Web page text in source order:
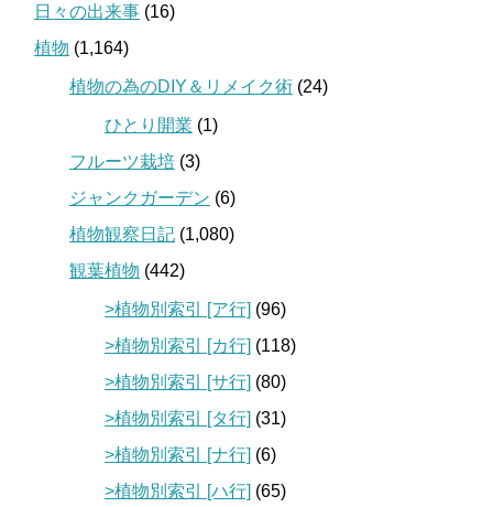
日々の出来事 (16)
植物 (1,164)
植物の為のDIY＆リメイク術 (24)
ひとり開業 (1)
フルーツ栽培 (3)
ジャンクガーデン (6)
植物観察日記 (1,080)
観葉植物 (442)
>植物別索引 [ア行] (96)
>植物別索引 [カ行] (118)
>植物別索引 [サ行] (80)
>植物別索引 [タ行] (31)
>植物別索引 [ナ行] (6)
>植物別索引 [ハ行] (65)